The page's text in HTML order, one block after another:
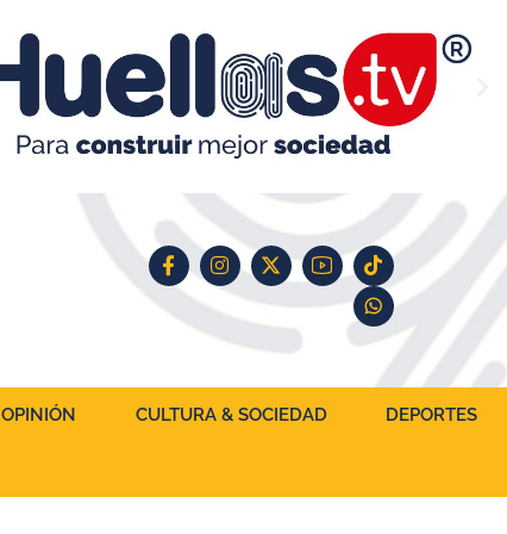
OPINIÓN CULTURA & SOCIEDAD DEPORTES